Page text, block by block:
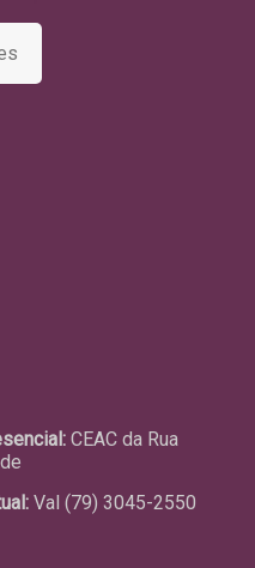
CEAC da Rua
Val (79) 3045-2550